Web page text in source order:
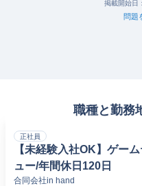
掲載開始日：
問題
職種と勤務
正社員
【未経験入社OK】ゲー
ュー/年間休日120日
合同会社in hand